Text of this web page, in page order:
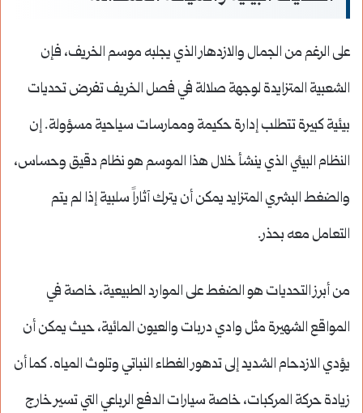
على الرغم من الجمال والازدهار الذي يجلبه موسم الخريف، فإن
الشعبية المتزايدة لوجهة صلالة في فصل الخريف تفرض تحديات
بيئية كبيرة تتطلب إدارة حكيمة وممارسات سياحية مسؤولة. إن
النظام البيئي الذي ينشأ خلال هذا الموسم هو نظام دقيق وحساس،
والضغط البشري المتزايد يمكن أن يترك آثاراً سلبية إذا لم يتم
التعامل معه بحذر.
من أبرز التحديات هو الضغط على الموارد الطبيعية، خاصة في
المواقع الشهيرة مثل وادي دربات والعيون المائية، حيث يمكن أن
يؤدي الازدحام الشديد إلى تدهور الغطاء النباتي وتلوث المياه. كما أن
زيادة حركة المركبات، خاصة سيارات الدفع الرباعي التي تسير خارج